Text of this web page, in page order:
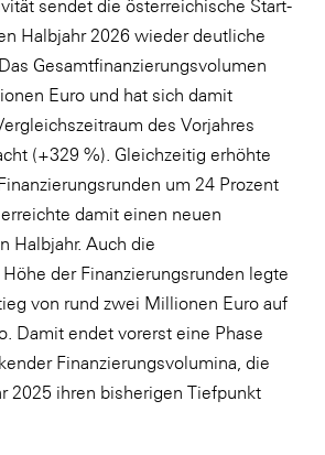
sendet die österreichische Start-
Halbjahr 2026 wieder deutliche
Gesamtfinanzierungsvolumen
Euro und hat sich damit
des Vorjahres
(+329 %). Gleichzeitig erhöhte
um 24 Prozent
damit einen neuen
Halbjahr. Auch die
der Finanzierungsrunden legte
von rund zwei Millionen Euro auf
Damit endet vorerst eine Phase
Finanzierungsvolumina, die
2025 ihren bisherigen Tiefpunkt